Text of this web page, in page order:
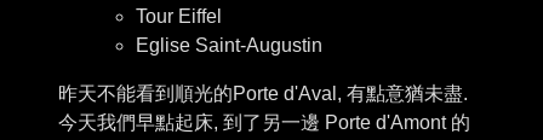
Tour Eiffel
Eglise Saint-Augustin
昨天不能看到順光的Porte d'Aval, 有點意猶未盡.
今天我們早點起床, 到了另一邊 Porte d'Amont 的